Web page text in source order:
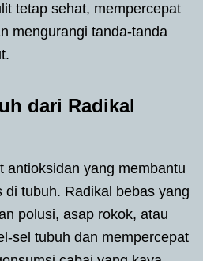
tetap sehat, mempercepat
mengurangi tanda-tanda
dari Radikal
antioksidan yang membantu
di tubuh. Radikal bebas yang
polusi, asap rokok, atau
sel tubuh dan mempercepat